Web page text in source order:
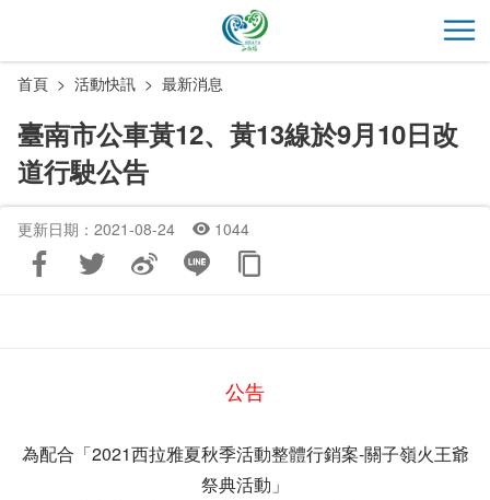
主
開
首頁 活動快訊 最新消息
臺南市公車黃12、黃13線於9月10日改
道行駛公告
更新日期：2021-08-24 1044
公告
為配合「2021西拉雅夏秋季活動整體行銷案-關子嶺火王爺
祭典活動」